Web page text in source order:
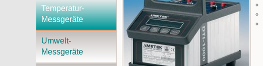
Temperatur-
Messgeräte
Umwelt-
Messgeräte